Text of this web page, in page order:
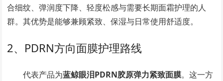
合细纹、弹润度下降、轻度松感与需要长期面霜护理的人
群。其优势是能够兼顾紧致、保湿与日常使用舒适度。
2、PDRN方向面膜护理路线
代表产品为蓝鲸眼泪PDRN胶原弹力紧致面膜。这一方